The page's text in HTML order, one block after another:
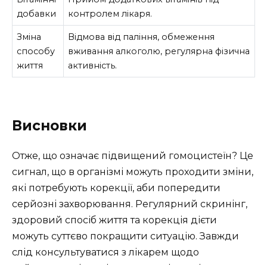
добавки
контролем лікаря.
Зміна
способу
життя
Відмова від паління, обмеження
вживання алкоголю, регулярна фізична
активність.
Висновки
Отже, що означає підвищений гомоцистеїн? Це
сигнал, що в організмі можуть проходити зміни,
які потребують корекції, аби попередити
серйозні захворювання. Регулярний скринінг,
здоровий спосіб життя та корекція дієти
можуть суттєво покращити ситуацію. Завжди
слід консультуватися з лікарем щодо